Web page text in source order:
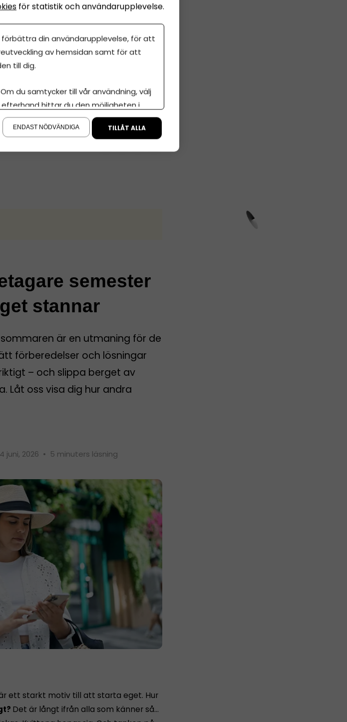
Karlsson.
Dela artikeln
semester
stannar
är en utmaning för de
förberedelser och lösningar
– och slippa berget av
Låt oss visa dig hur andra
juni, 2026 • 5 minuters läsning
ett starkt motiv till att starta eget. Hur
Det är långt ifrån alla som känner så…
för statistik och användarupplevelse.
din användarupplevelse, för att
av hemsidan samt för att
till dig.
du samtycker till vår användning, välj
efterhand hittar du den möjligheten i
ENDAST NÖDVÄNDIGA TILLÅT ALLA